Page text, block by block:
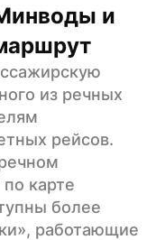
и
из речных
рейсов.
карте
более
работающие